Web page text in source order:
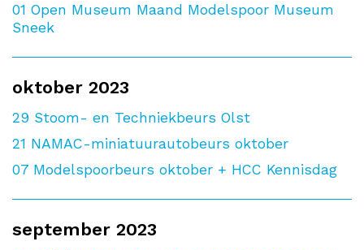
01 Open Museum Maand Modelspoor Museum
Sneek
oktober 2023
29 Stoom- en Techniekbeurs Olst
21 NAMAC-miniatuurautobeurs oktober
07 Modelspoorbeurs oktober + HCC Kennisdag
september 2023